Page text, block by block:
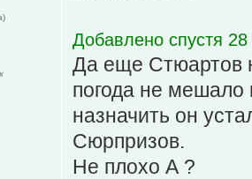
Добавлено спустя 28
Да еще Стюартов
погода не мешало
назначить он
Сюрпризов.
Не плохо А ?